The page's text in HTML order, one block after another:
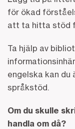
för ökad
att ta hitta stöd
Ta hjälp av
engelska kan du
språkstöd.
Om du skulle
handla om då?